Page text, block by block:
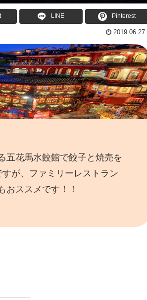
LINE Pinterest
2019.06.27
五花馬水餃館で餃子と焼売を
が、ファミリーレストラン
おススメです！！